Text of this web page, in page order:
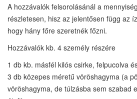
A hozzávalók felsorolásánál a
részletesen, hisz az jelentősen függ az
hogy hány főre szeretnék főzni.
Hozzávalók kb. 4 személy részére
1 db kb. másfél kilós csirke, felpucolva
3 db közepes méretű vöröshagyma (a
vöröshagyma, de túlzásba sem szabad